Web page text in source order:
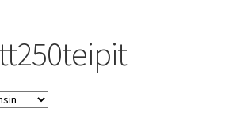
& teippausten poisto